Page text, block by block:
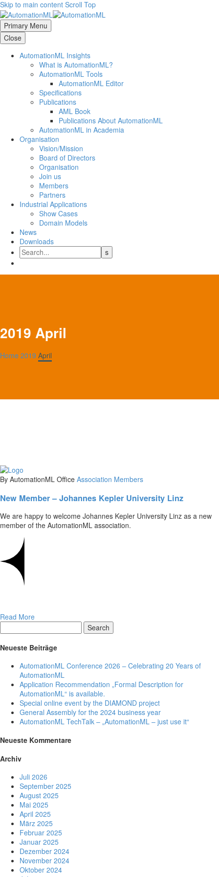
Skip to main content Scroll Top
Primary Menu
Close
AutomationML Insights
What is AutomationML?
AutomationML Tools
AutomationML Editor
Specifications
Publications
AML Book
Publications About AutomationML
AutomationML in Academia
Organisation
Vision/Mission
Board of Directors
Organisation
Join us
Members
Partners
Industrial Applications
Show Cases
Domain Models
News
Downloads
2019 April
Home 2019 April
By AutomationML Office Association Members
New Member – Johannes Kepler University Linz
We are happy to welcome Johannes Kepler University Linz as a new
member of the AutomationML association.
Read More
Search
Neueste Beiträge
AutomationML Conference 2026 – Celebrating 20 Years of
AutomationML
Application Recommendation „Formal Description for
AutomationML“ is available.
Special online event by the DIAMOND project
General Assembly for the 2024 business year
AutomationML TechTalk – „AutomationML – just use it“
Neueste Kommentare
Archiv
Juli 2026
September 2025
August 2025
Mai 2025
April 2025
März 2025
Februar 2025
Januar 2025
Dezember 2024
November 2024
Oktober 2024